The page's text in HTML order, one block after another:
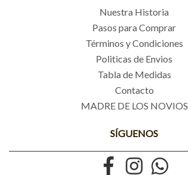
Nuestra Historia
Pasos para Comprar
Términos y Condiciones
Politicas de Envios
Tabla de Medidas
Contacto
MADRE DE LOS NOVIOS
SÍGUENOS